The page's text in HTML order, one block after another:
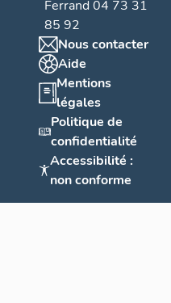
Ferrand 04 73 31
85 92
Nous contacter
Aide
Mentions
légales
Politique de
confidentialité
Accessibilité :
non conforme